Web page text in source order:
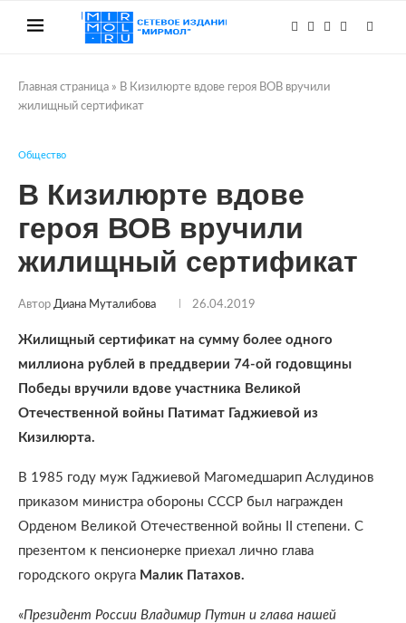
Главная страница » В Кизилюрте вдове героя ВОВ вручили
жилищный сертификат
Общество
В Кизилюрте вдове
героя ВОВ вручили
жилищный сертификат
Автор Диана Муталибова 26.04.2019
Жилищный сертификат на сумму более одного
миллиона рублей в преддверии 74-ой годовщины
Победы вручили вдове участника Великой
Отечественной войны Патимат Гаджиевой из
Кизилюрта.
В 1985 году муж Гаджиевой Магомедшарип Аслудинов
приказом министра обороны СССР был награжден
Орденом Великой Отечественной войны II степени. С
презентом к пенсионерке приехал лично глава
городского округа Малик Патахов.
«Президент России Владимир Путин и глава нашей